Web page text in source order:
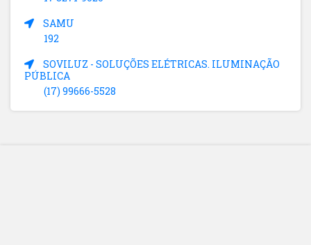
SAMU
192
SOVILUZ - SOLUÇÕES ELÉTRICAS. ILUMINAÇÃO
PÚBLICA
(17) 99666-5528